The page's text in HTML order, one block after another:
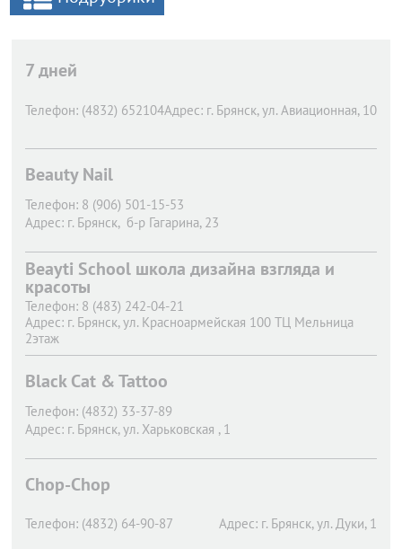
7 дней
Телефон: (4832) 652104Адрес: г. Брянск, ул. Авиационная, 10
Beauty Nail
Телефон: 8 (906) 501-15-53
Адрес: г. Брянск, б-р Гагарина, 23
Beayti School школа дизайна взгляда и
красоты
Телефон: 8 (483) 242-04-21
Адрес: г. Брянск, ул. Красноармейская 100 ТЦ Мельница
2этаж
Black Cat & Tattoo
Телефон: (4832) 33-37-89
Адрес: г. Брянск, ул. Харьковская , 1
Chop-Chop
Телефон: (4832) 64-90-87 Адрес: г. Брянск, ул. Дуки, 1